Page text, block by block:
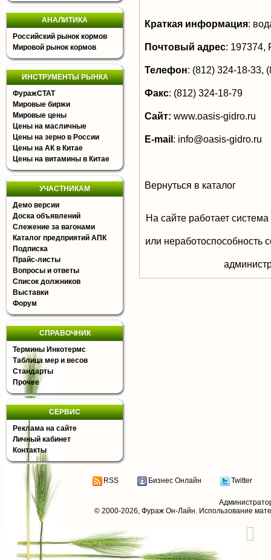
АНАЛИТИКА
Российский рынок кормов
Мировой рынок кормов
ИНСТРУМЕНТЫ РЫНКА
ФуражСТАТ
Мировые биржи
Мировые цены
Цены на масличные
Цены на зерно в России
Цены на АК в Китае
Цены на витамины в Китае
УЧАСТНИКАМ
Демо версии
Доска объявлений
Слежение за вагонами
Каталог предприятий АПК
Подписка
Прайс-листы
Вопросы и ответы
Список должников
Выставки
Форум
СПРАВОЧНИК
Термины Инкотермс
Таблица мер и весов
Стандарты
Прочее
СЕРВИС
Реклама на сайте
Личный кабинет
Контакты
Краткая информация:
Почтовый адрес: 197374,
Телефон: (812) 324-18-33,
Факс: (812) 324-18-79
Сайт: www.oasis-gidro.ru
E-mail: info@oasis-gidro.ru
Вернуться в каталог
На сайте работает
или неработоспособность
RSS Бизнес Онлайн Twitter
© 2000-2026, Фураж Он-Лайн. Использование